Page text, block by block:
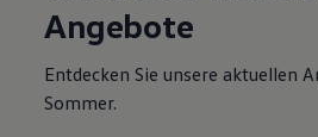
Volkswagen R
Pannen- und Unfallhilfe
Angebote
Entdecken Sie unsere aktuellen
Sommer.